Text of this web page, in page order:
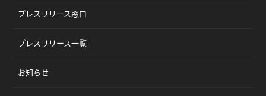
プレスリリース窓口
プレスリリース一覧
お知らせ